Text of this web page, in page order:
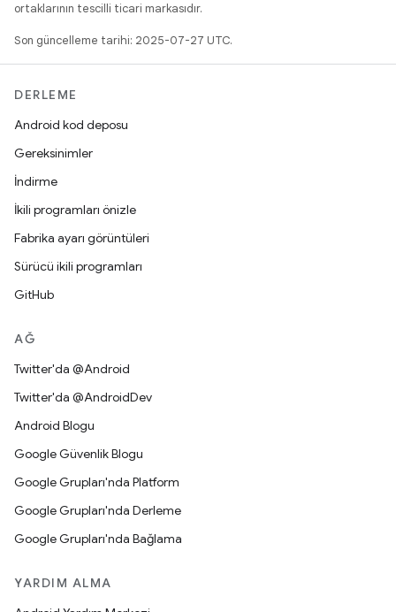
ortaklarının tescilli ticari markasıdır.
Son güncelleme tarihi: 2025-07-27 UTC.
DERLEME
Android kod deposu
Gereksinimler
İndirme
İkili programları önizle
Fabrika ayarı görüntüleri
Sürücü ikili programları
GitHub
AĞ
Twitter'da @Android
Twitter'da @AndroidDev
Android Blogu
Google Güvenlik Blogu
Google Grupları'nda Platform
Google Grupları'nda Derleme
Google Grupları'nda Bağlama
YARDIM ALMA